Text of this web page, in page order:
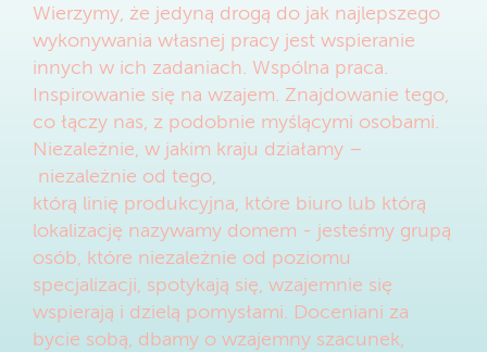
Wierzymy, że jedyną drogą do jak najlepszego
wykonywania własnej pracy jest wspieranie
innych w ich zadaniach. Wspólna praca.
Inspirowanie się na wzajem. Znajdowanie tego,
co łączy nas, z podobnie myślącymi osobami.
Niezależnie, w jakim kraju działamy –
niezależnie od tego,
którą linię produkcyjna, które biuro lub którą
lokalizację nazywamy domem - jesteśmy grupą
osób, które niezależnie od poziomu
specjalizacji, spotykają się, wzajemnie się
wspierają i dzielą pomysłami. Doceniani za
bycie sobą, dbamy o wzajemny szacunek,